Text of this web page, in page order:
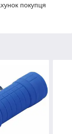
покупця